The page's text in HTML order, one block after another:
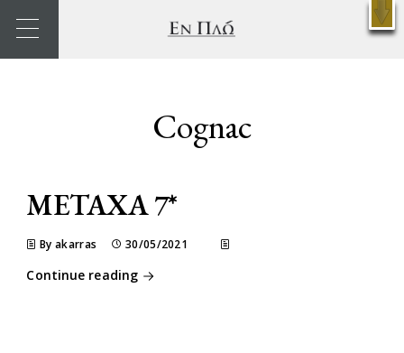
X
Κρατήσεις
Cognac
METAXA 7*
By akarras 30/05/2021
Continue reading